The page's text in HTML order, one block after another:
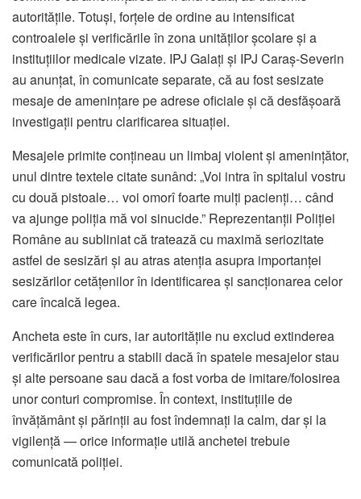
autoritățile. Totuși, forțele de ordine au intensificat
controalele și verificările în zona unităților școlare și a
instituțiilor medicale vizate. IPJ Galați și IPJ Caraș-Severin
au anunțat, în comunicate separate, că au fost sesizate
mesaje de amenințare pe adrese oficiale și că desfășoară
investigații pentru clarificarea situației.
Mesajele primite conțineau un limbaj violent și amenințător,
unul dintre textele citate sunând: „Voi intra în spitalul vostru
cu două pistoale… voi omorî foarte mulți pacienți… când
va ajunge poliția mă voi sinucide.” Reprezentanții Poliției
Române au subliniat că tratează cu maximă seriozitate
astfel de sesizări și au atras atenția asupra importanței
sesizărilor cetățenilor în identificarea și sancționarea celor
care încalcă legea.
Ancheta este în curs, iar autoritățile nu exclud extinderea
verificărilor pentru a stabili dacă în spatele mesajelor stau
și alte persoane sau dacă a fost vorba de imitare/folosirea
unor conturi compromise. În context, instituțiile de
învățământ și părinții au fost îndemnați la calm, dar și la
vigilență — orice informație utilă anchetei trebuie
comunicată poliției.